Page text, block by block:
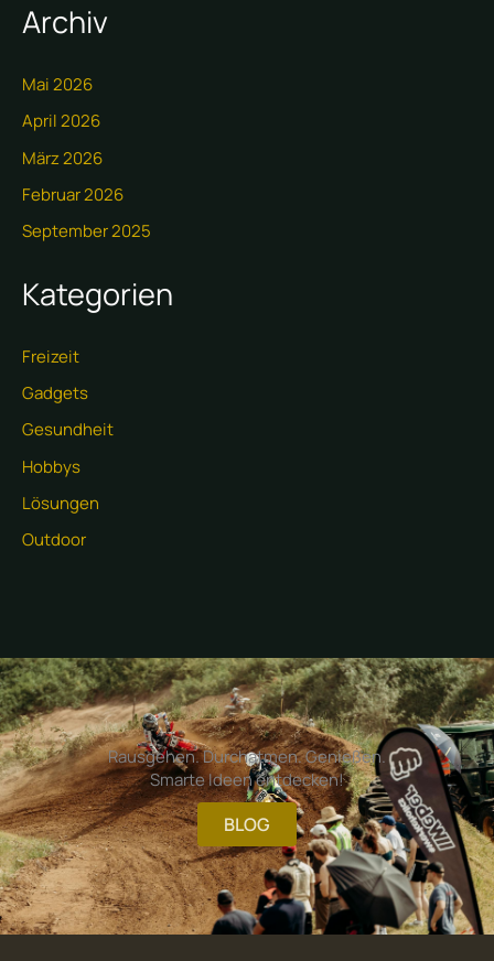
Archiv
Mai 2026
April 2026
März 2026
Februar 2026
September 2025
Kategorien
Freizeit
Gadgets
Gesundheit
Hobbys
Lösungen
Outdoor
Rausgehen. Durchatmen. Genießen.
Smarte Ideen entdecken!
BLOG